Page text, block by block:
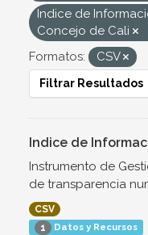
Indice de
Concejo de Cali
Formatos:
CSV
Filtrar Resultados
Indice de
Instrumento de
de transparencia
CSV
1 Datos y Recursos